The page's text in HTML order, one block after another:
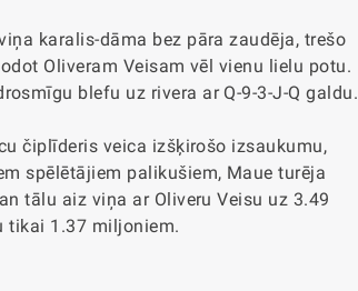
karalis-dāma bez pāra zaudēja, trešo
Oliveram Veisam vēl vienu lielu potu.
blefu uz rivera ar Q-9-3-J-Q galdu.
čiplīderis veica izšķirošo izsaukumu,
spēlētājiem palikušiem, Maue turēja
tālu aiz viņa ar Oliveru Veisu uz 3.49
tikai 1.37 miljoniem.